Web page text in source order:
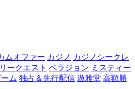
ムオファー カジノ カジノシークレ
ークエスト ベラジョン ミスティー
ム 独占＆先行配信 遊雅堂 高額勝